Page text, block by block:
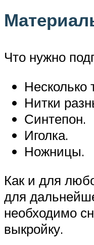
Что нужно
Несколько
Нитки
Синтепон.
Иголка.
Ножницы.
Как и для
для
необходимо
выкройку.